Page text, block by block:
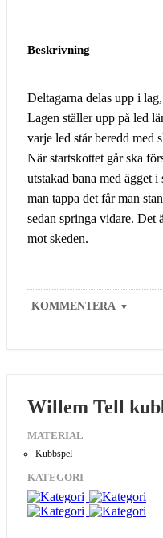
Beskrivning
Deltagarna delas upp i
Lagen ställer upp på led
varje led står beredd med
När startskottet går ska
utstakad bana med ägget
man tappa det får man
sedan springa vidare. Det
mot skeden.
KOMMENTERA ▼
Willem Tell
MATERIAL
Kubbspel
KATEGORI